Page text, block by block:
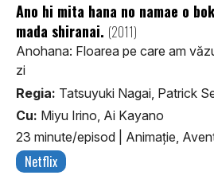
Ano hi mita hana no namae o
mada shiranai. (2011)
Anohana: Floarea pe care am
zi
Regia: Tatsuyuki Nagai, Patrick
Cu: Miyu Irino, Ai Kayano
23 minute/episod
Animaţie,
Netflix